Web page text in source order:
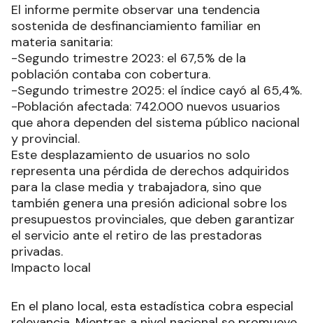
El informe permite observar una tendencia
sostenida de desfinanciamiento familiar en
materia sanitaria:
-Segundo trimestre 2023: el 67,5% de la
población contaba con cobertura.
-Segundo trimestre 2025: el índice cayó al 65,4%.
-Población afectada: 742.000 nuevos usuarios
que ahora dependen del sistema público nacional
y provincial.
Este desplazamiento de usuarios no solo
representa una pérdida de derechos adquiridos
para la clase media y trabajadora, sino que
también genera una presión adicional sobre los
presupuestos provinciales, que deben garantizar
el servicio ante el retiro de las prestadoras
privadas.
Impacto local
En el plano local, esta estadística cobra especial